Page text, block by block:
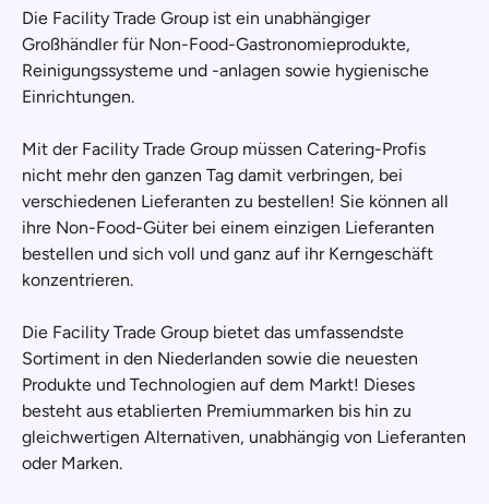
Die Facility Trade Group ist ein unabhängiger
Großhändler für Non-Food-Gastronomieprodukte,
Reinigungssysteme und -anlagen sowie hygienische
Einrichtungen.
Mit der Facility Trade Group müssen Catering-Profis
nicht mehr den ganzen Tag damit verbringen, bei
verschiedenen Lieferanten zu bestellen! Sie können all
ihre Non-Food-Güter bei einem einzigen Lieferanten
bestellen und sich voll und ganz auf ihr Kerngeschäft
konzentrieren.
Die Facility Trade Group bietet das umfassendste
Sortiment in den Niederlanden sowie die neuesten
Produkte und Technologien auf dem Markt! Dieses
besteht aus etablierten Premiummarken bis hin zu
gleichwertigen Alternativen, unabhängig von Lieferanten
oder Marken.